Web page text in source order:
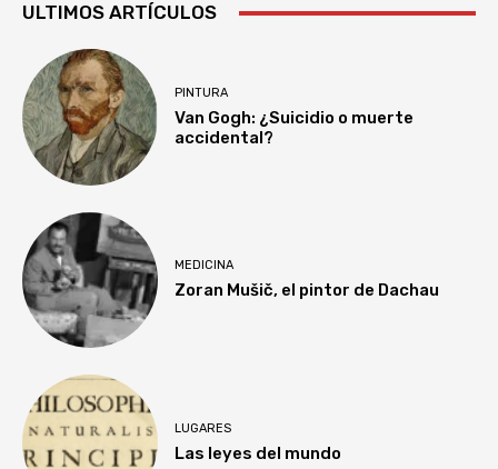
ULTIMOS ARTÍCULOS
PINTURA
Van Gogh: ¿Suicidio o muerte
accidental?
MEDICINA
Zoran Mušič, el pintor de Dachau
LUGARES
Las leyes del mundo